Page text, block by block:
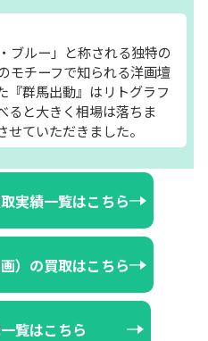
ブルー」と称される独特の
モチーフで知られる洋画壇
『群馬出動』はリトグラフ
ると大きく相場は落ちま
ていただきました。
実績一覧はこちら
）の買取はこちら
覧はこちら